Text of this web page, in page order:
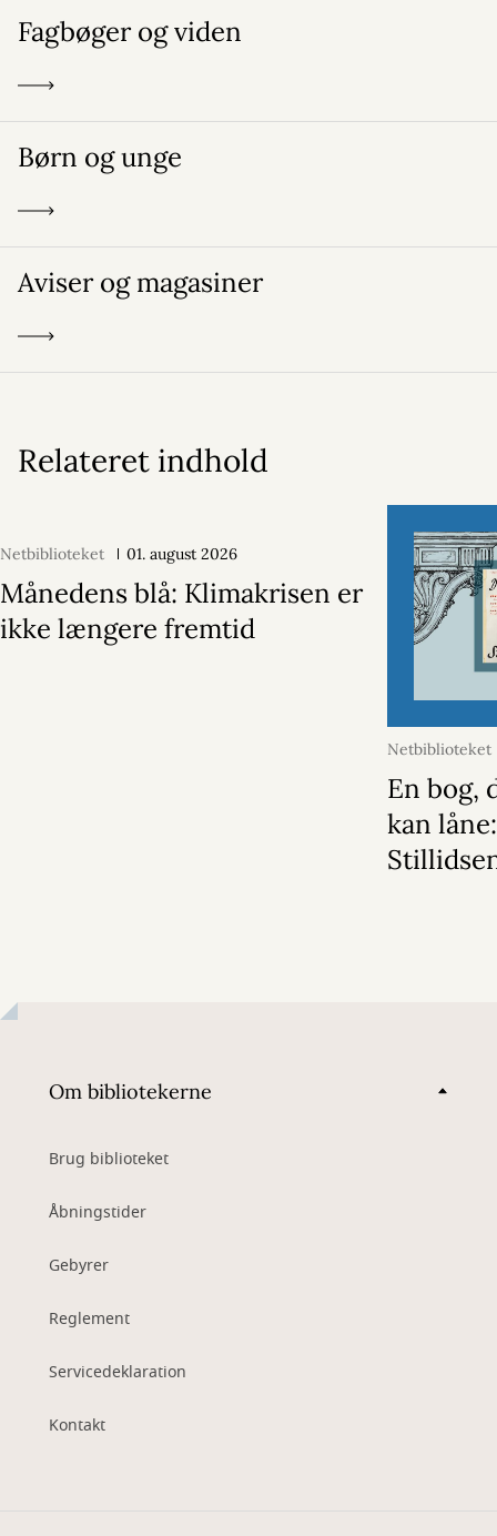
Fagbøger og viden
Børn og unge
Aviser og magasiner
Relateret indhold
Netbiblioteket 01. august 2026
Månedens blå: Klimakrisen er
ikke længere fremtid
Netbiblioteket
En bog,
kan låne:
Om bibliotekerne
Brug biblioteket
Åbningstider
Gebyrer
Reglement
Servicedeklaration
Kontakt